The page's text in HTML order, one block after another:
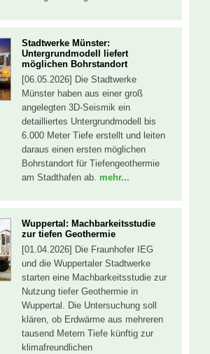
Stadtwerke Münster:
Untergrundmodell liefert
möglichen Bohrstandort
[06.05.2026] Die Stadtwerke
Münster haben aus einer groß
angelegten 3D-Seismik ein
detailliertes Untergrundmodell bis
6.000 Meter Tiefe erstellt und leiten
daraus einen ersten möglichen
Bohrstandort für Tiefengeothermie
am Stadthafen ab. mehr...
Wuppertal: Machbarkeitsstudie
zur tiefen Geothermie
[01.04.2026] Die Fraunhofer IEG
und die Wuppertaler Stadtwerke
starten eine Machbarkeitsstudie zur
Nutzung tiefer Geothermie in
Wuppertal. Die Untersuchung soll
klären, ob Erdwärme aus mehreren
tausend Metern Tiefe künftig zur
klimafreundlichen